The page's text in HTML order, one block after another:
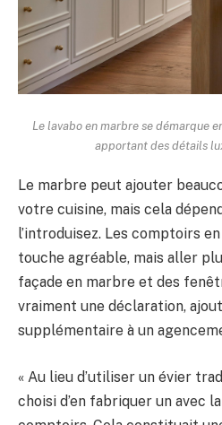
Le lavabo en marbre se démarque
apportant des détails
Le marbre peut ajouter
votre cuisine, mais cela
l’introduisez. Les comptoirs
touche agréable, mais aller
façade en marbre et des
vraiment une déclaration,
supplémentaire à un
« Au lieu d’utiliser un évier
choisi d’en fabriquer un avec